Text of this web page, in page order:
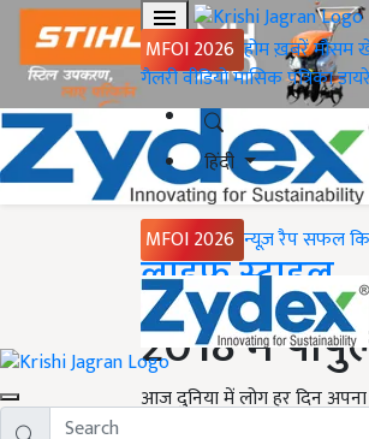
MFOI 2026 होमख़बरेंमौसम
गैलरीवीडियोमासिक पत्रिका
हिंदी
MFOI 2026 न्यूज़ रैपसफल
Home
लाइफ स्टाइल
2018 में
आज दुनिया में लोग हर दिन